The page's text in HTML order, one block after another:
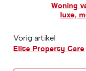
Woning
luxe,
Vorig artikel
Elite Property Care